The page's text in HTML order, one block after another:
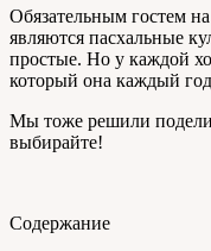
Обязательным гостем
являются пасхальные
простые. Но у каждой
который она каждый
Мы тоже решили
выбирайте!
Содержание